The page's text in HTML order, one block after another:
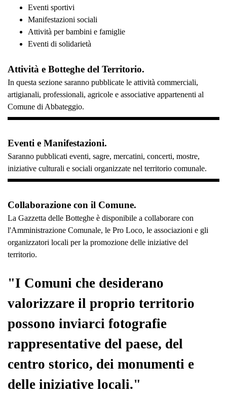
Eventi sportivi
Manifestazioni sociali
Attività per bambini e famiglie
Eventi di solidarietà
Attività e Botteghe del Territorio.
In questa sezione saranno pubblicate le attività commerciali,
artigianali, professionali, agricole e associative appartenenti al
Comune di Abbateggio.
Eventi e Manifestazioni.
Saranno pubblicati eventi, sagre, mercatini, concerti, mostre,
iniziative culturali e sociali organizzate nel territorio comunale.
Collaborazione con il Comune.
La Gazzetta delle Botteghe è disponibile a collaborare con
l'Amministrazione Comunale, le Pro Loco, le associazioni e gli
organizzatori locali per la promozione delle iniziative del
territorio.
"I Comuni che desiderano
valorizzare il proprio territorio
possono inviarci fotografie
rappresentative del paese, del
centro storico, dei monumenti e
delle iniziative locali."